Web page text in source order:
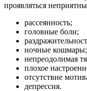
проявляться
рассеянность;
головные боли;
ночные кошмары;
непреодолимая
плохое
отсутствие
депрессия.